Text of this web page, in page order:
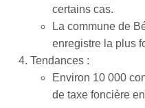
certains cas.
La commune de
enregistre la plus
Tendances :
Environ 10 000
de taxe foncière